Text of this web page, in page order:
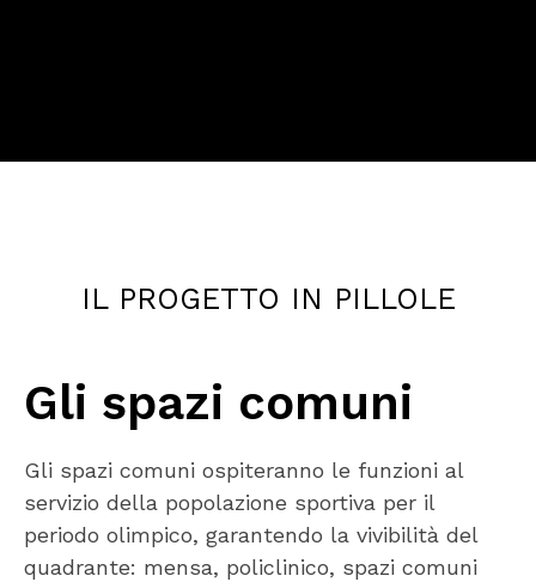
IL PROGETTO IN PILLOLE
Gli spazi comuni
Gli spazi comuni ospiteranno le funzioni al
servizio della popolazione sportiva per il
periodo olimpico, garantendo la vivibilità del
quadrante: mensa, policlinico, spazi comuni